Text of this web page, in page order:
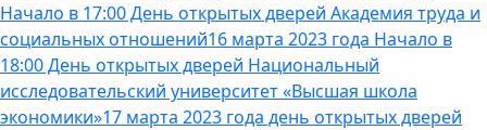
Начало в 17:00 День открытых дверей Академия труда и
социальных отношений16 марта 2023 года Начало в
18:00 День открытых дверей Национальный
исследовательский университет «Высшая школа
экономики»17 марта 2023 года день открытых дверей